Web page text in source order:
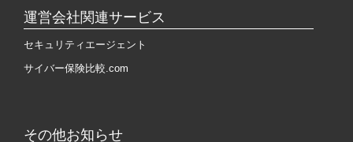
運営会社関連サービス
セキュリティエージェント
サイバー保険比較.com
その他お知らせ